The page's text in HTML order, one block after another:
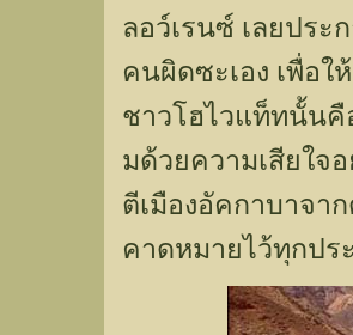
ลอว์เรนซ์ เลยประ
คนผิดซะเอง เพื่อใ
ชาวโฮไวแท็ทนั้นคื
มด้วยความเสียใจ
ตีเมืองอัคกาบาจา
คาดหมายไว้ทุกปร